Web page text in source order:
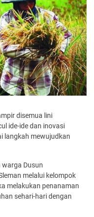
disemua lini
ide-ide dan inovasi
langkah mewujudkan
warga Dusun
melalui kelompok
melakukan penanaman
sehari-hari dengan